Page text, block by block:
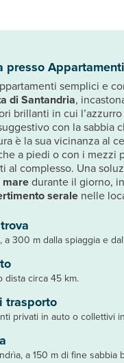
a 300 m dalla spiaggia e
dista circa 45 km.
trasporto
privati in auto o collettivi
a 150 m di fine sabbia
presso
semplici e
di Santandria,
brillanti in cui
con la sabbia
è la sua vicinanza al
a piedi o con i mezzi
al complesso. Una
durante il giorno,
serale nelle